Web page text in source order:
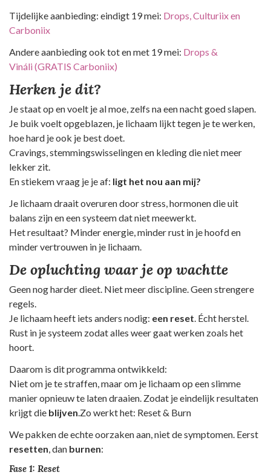
Tijdelijke aanbieding: eindigt 19 mei: Drops, Culturiix en
Carboniix
Andere aanbieding ook tot en met 19 mei: Drops &
Vináli (GRATIS Carboniix)
Herken je dit?
Je staat op en voelt je al moe, zelfs na een nacht goed slapen.
Je buik voelt opgeblazen, je lichaam lijkt tegen je te werken,
hoe hard je ook je best doet.
Cravings, stemmingswisselingen en kleding die niet meer
lekker zit.
En stiekem vraag je je af: ligt het nou aan mij?
Je lichaam draait overuren door stress, hormonen die uit
balans zijn en een systeem dat niet meewerkt.
Het resultaat? Minder energie, minder rust in je hoofd en
minder vertrouwen in je lichaam.
De opluchting waar je op wachtte
Geen nog harder dieet. Niet meer discipline. Geen strengere
regels.
Je lichaam heeft iets anders nodig: een reset. Écht herstel.
Rust in je systeem zodat alles weer gaat werken zoals het
hoort.
Daarom is dit programma ontwikkeld:
Niet om je te straffen, maar om je lichaam op een slimme
manier opnieuw te laten draaien. Zodat je eindelijk resultaten
krijgt die blijven.Zo werkt het: Reset & Burn
We pakken de echte oorzaken aan, niet de symptomen. Eerst
resetten, dan burnen:
Fase 1: Reset